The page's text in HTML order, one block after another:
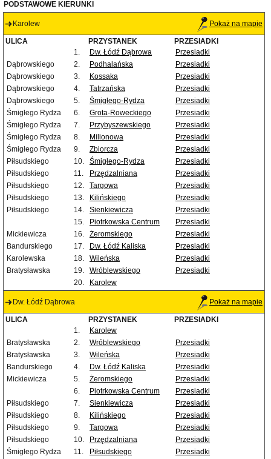
PODSTAWOWE KIERUNKI
Karolew Pokaż na mapie
ULICA PRZYSTANEK
PRZESIADKI
1.
Dw. Łódź Dąbrowa
Przesiadki
Dąbrowskiego
2. Podhalańska
Przesiadki
Dąbrowskiego
3. Kossaka
Przesiadki
Dąbrowskiego
4. Tatrzańska
Przesiadki
Dąbrowskiego
5. Śmigłego-Rydza
Przesiadki
Śmigłego Rydza
6. Grota-Roweckiego
Przesiadki
Śmigłego Rydza
7. Przybyszewskiego
Przesiadki
Śmigłego Rydza
8. Milionowa
Przesiadki
Śmigłego Rydza
9. Zbiorcza
Przesiadki
Piłsudskiego
10. Śmigłego-Rydza
Przesiadki
Piłsudskiego
11. Przędzalniana
Przesiadki
Piłsudskiego
12. Targowa
Przesiadki
Piłsudskiego
13. Kilińskiego
Przesiadki
Piłsudskiego
14. Sienkiewicza
Przesiadki
15.
Piotrkowska Centrum
Przesiadki
Mickiewicza
16. Żeromskiego
Przesiadki
Bandurskiego
17. Dw. Łódź Kaliska
Przesiadki
Karolewska
18. Wileńska
Przesiadki
Bratysławska
19. Wróblewskiego
Przesiadki
20.
Karolew
Dw. Łódź Dąbrowa Pokaż na mapie
ULICA PRZYSTANEK
PRZESIADKI
1.
Karolew
Bratysławska
2. Wróblewskiego
Przesiadki
Bratysławska
3. Wileńska
Przesiadki
Bandurskiego
4. Dw. Łódź Kaliska
Przesiadki
Mickiewicza
5. Żeromskiego
Przesiadki
6.
Piotrkowska Centrum
Przesiadki
Piłsudskiego
7. Sienkiewicza
Przesiadki
Piłsudskiego
8. Kilińskiego
Przesiadki
Piłsudskiego
9. Targowa
Przesiadki
Piłsudskiego
10. Przędzalniana
Przesiadki
Śmigłego Rydza
11. Piłsudskiego
Przesiadki